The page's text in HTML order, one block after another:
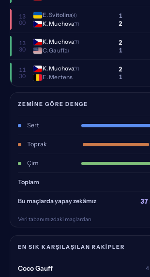
13
00
E. Svitolina(4)
K. Muchova(7)
1
2
13
30
K. Muchova(7)
C. Gauff(2)
2
1
11
30
K. Muchova(7)
E. Mertens
2
1
ZEMINE GÖRE DENGE
Sert
Toprak
Çim
Toplam
Bu maçlarda yapay zekâmız 37
Veri tabanımızdaki maçlardan
EN SIK KARŞILAŞILAN RAKIPLER
Coco Gauff 4